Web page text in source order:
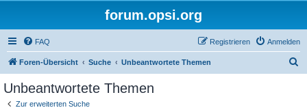
forum.opsi.org
FAQ Anmelden
Registrieren
Foren-Übersicht Suche Unbeantwortete Themen
Unbeantwortete Themen
Zur erweiterten Suche